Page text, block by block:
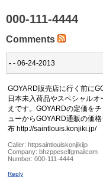
000-111-4444
Comments
- - 06-24-2013
GOYARD販売店に行く前に
日本未入荷品やスペシャル
えです。GOYARDの定価を
ューからGOYARD通販の価
布 http://saintlouis.konjiki.jp/
Caller: httpsaintlouiskonjikijp
Company: bhzppesclfgmailcom
Number: 000-111-4444
Reply